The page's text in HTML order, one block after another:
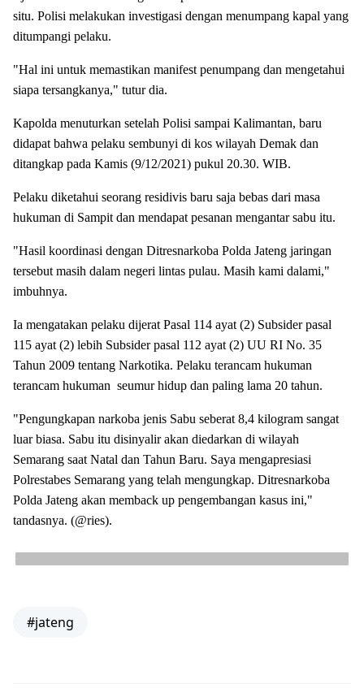
situ. Polisi melakukan investigasi dengan menumpang kapal yang
ditumpangi pelaku.
"Hal ini untuk memastikan manifest penumpang dan mengetahui
siapa tersangkanya," tutur dia.
Kapolda menuturkan setelah Polisi sampai Kalimantan, baru
didapat bahwa pelaku sembunyi di kos wilayah Demak dan
ditangkap pada Kamis (9/12/2021) pukul 20.30. WIB.
Pelaku diketahui seorang residivis baru saja bebas dari masa
hukuman di Sampit dan mendapat pesanan mengantar sabu itu.
"Hasil koordinasi dengan Ditresnarkoba Polda Jateng jaringan
tersebut masih dalam negeri lintas pulau. Masih kami dalami,"
imbuhnya.
Ia mengatakan pelaku dijerat Pasal 114 ayat (2) Subsider pasal
115 ayat (2) lebih Subsider pasal 112 ayat (2) UU RI No. 35
Tahun 2009 tentang Narkotika. Pelaku terancam hukuman
terancam hukuman seumur hidup dan paling lama 20 tahun.
"Pengungkapan narkoba jenis Sabu seberat 8,4 kilogram sangat
luar biasa. Sabu itu disinyalir akan diedarkan di wilayah
Semarang saat Natal dan Tahun Baru. Saya mengapresiasi
Polrestabes Semarang yang telah mengungkap. Ditresnarkoba
Polda Jateng akan memback up pengembangan kasus ini,"
tandasnya. (@ries).
#jateng